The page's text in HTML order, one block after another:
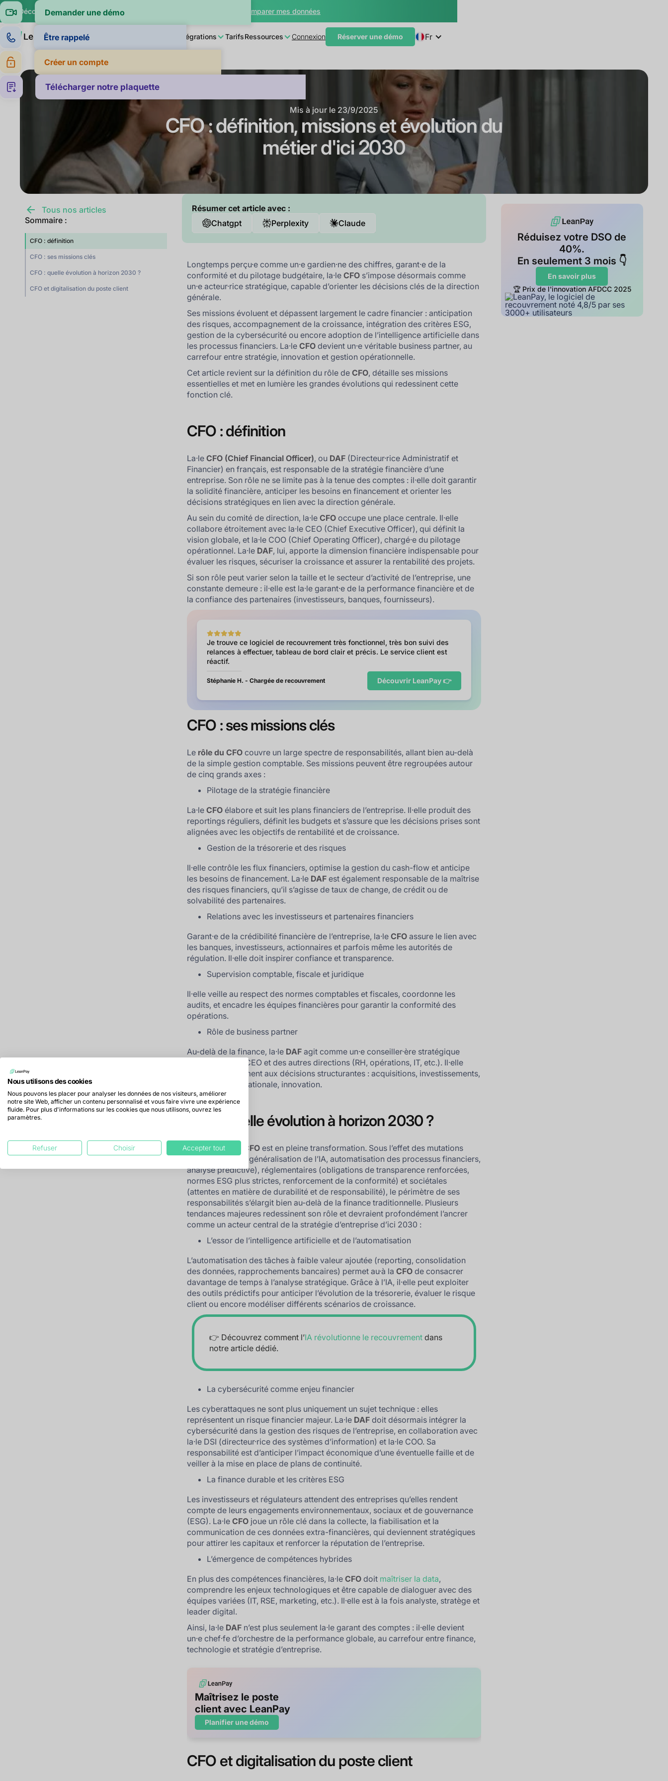
🔍 Découvrez si vos clients paient dans la moyenne de leur secteur Comparer mes données
Produit Intégrations TarifsRessources Connexion Réserver une démo Fr
Demander une démo
Être rappelé
Créer un compte
Télécharger notre plaquette
Mis à jour le 23/9/2025
CFO : définition, missions et évolution du
métier d'ici 2030
Tous nos articles
Sommaire :
CFO : définition
CFO : ses missions clés
CFO : quelle évolution à horizon 2030 ?
CFO et digitalisation du poste client
Résumer cet article avec :
Chatgpt
Perplexity Claude
Longtemps perçu·e comme un·e gardien·ne des chiffres, garant·e de la
conformité et du pilotage budgétaire, la·leCFO s’impose désormais comme
un·e acteur·rice stratégique, capable d’orienter les décisions clés de la direction
générale.
Ses missions évoluent et dépassent largement le cadre financier : anticipation
des risques, accompagnement de la croissance, intégration des critères ESG,
gestion de la cybersécurité ou encore adoption de l’intelligence artificielle dans
les processus financiers. La·leCFO devient un·e véritable business partner, au
carrefour entre stratégie, innovation et gestion opérationnelle.
Cet article revient sur la définition du rôle deCFO, détaille ses missions
essentielles et met en lumière les grandes évolutions qui redessinent cette
fonction clé.
CFO : définition
La·leCFO (Chief Financial Officer), ou DAF (Directeur·rice Administratif et
Financier) en français, est responsable de la stratégie financière d’une
entreprise. Son rôle ne se limite pas à la tenue des comptes : il·elle doit garantir
la solidité financière, anticiper les besoins en financement et orienter les
décisions stratégiques en lien avec la direction générale.
Au sein du comité de direction, la·leCFO occupe une place centrale. Il·elle
collabore étroitement avec la·le CEO (Chief Executive Officer), qui définit la
vision globale, et la·le COO (Chief Operating Officer), chargé·e du pilotage
opérationnel. La·le DAF, lui, apporte la dimension financière indispensable pour
évaluer les risques, sécuriser la croissance et assurer la rentabilité des projets.
Si son rôle peut varier selon la taille et le secteur d’activité de l’entreprise, une
constante demeure : il·elle est la·le garant·e de la performance financière et de
la confiance des partenaires (investisseurs, banques, fournisseurs).
Je trouve ce logiciel de recouvrement très fonctionnel, très bon suivi des
relances à effectuer, tableau de bord clair et précis. Le service client est
réactif.
Stéphanie H. - Chargée de recouvrement Découvrir LeanPay 👉
CFO : ses missions clés
Le rôle du CFO couvre un large spectre de responsabilités, allant bien au-delà
de la simple gestion comptable. Ses missions peuvent être regroupées autour
de cinq grands axes :
Pilotage de la stratégie financière
La·leCFO élabore et suit les plans financiers de l’entreprise. Il·elle produit des
reportings réguliers, définit les budgets et s’assure que les décisions prises sont
alignées avec les objectifs de rentabilité et de croissance.
Gestion de la trésorerie et des risques
Il·elle contrôle les flux financiers, optimise la gestion du cash-flow et anticipe
les besoins de financement. La·le DAF est également responsable de la maîtrise
des risques financiers, qu’il s’agisse de taux de change, de crédit ou de
solvabilité des partenaires.
Relations avec les investisseurs et partenaires financiers
Garant·e de la crédibilité financière de l’entreprise, la·leCFO assure le lien avec
les banques, investisseurs, actionnaires et parfois même les autorités de
régulation. Il·elle doit inspirer confiance et transparence.
Supervision comptable, fiscale et juridique
Il·elle veille au respect des normes comptables et fiscales, coordonne les
audits, et encadre les équipes financières pour garantir la conformité des
opérations.
Rôle de business partner
Au-delà de la finance, la·le DAF agit comme un·e conseiller·ère stratégique
auprès du·de la CEO et des autres directions (RH, opérations, IT, etc.). Il·elle
participe activement aux décisions structurantes : acquisitions, investissements,
expansion internationale, innovation.
CFO : quelle évolution à horizon 2030 ?
Lafonction de CFO est en pleine transformation. Sous l’effet des mutations
technologiques (généralisation de l’IA, automatisation des processus financiers,
analyse prédictive), réglementaires (obligations de transparence renforcées,
normes ESG plus strictes, renforcement de la conformité) et sociétales
(attentes en matière de durabilité et de responsabilité), le périmètre de ses
responsabilités s’élargit bien au-delà de la finance traditionnelle. Plusieurs
tendances majeures redessinent son rôle et devraient profondément l’ancrer
comme un acteur central de la stratégie d’entreprise d’ici 2030 :
L’essor de l’intelligence artificielle et de l’automatisation
L’automatisation des tâches à faible valeur ajoutée (reporting, consolidation
des données, rapprochements bancaires) permet au·à laCFO de consacrer
davantage de temps à l’analyse stratégique. Grâce à l’IA, il·elle peut exploiter
des outils prédictifs pour anticiper l’évolution de la trésorerie, évaluer le risque
client ou encore modéliser différents scénarios de croissance.
👉 Découvrez comment l’IA révolutionne le recouvrement dans
notre article dédié.
La cybersécurité comme enjeu financier
Les cyberattaques ne sont plus uniquement un sujet technique : elles
représentent un risque financier majeur. La·le DAF doit désormais intégrer la
cybersécurité dans la gestion des risques de l’entreprise, en collaboration avec
la·le DSI (directeur·rice des systèmes d’information) et la·le COO. Sa
responsabilité est d’anticiper l’impact économique d’une éventuelle faille et de
veiller à la mise en place de plans de continuité.
La finance durable et les critères ESG
Les investisseurs et régulateurs attendent des entreprises qu’elles rendent
compte de leurs engagements environnementaux, sociaux et de gouvernance
(ESG). La·leCFO joue un rôle clé dans la collecte, la fiabilisation et la
communication de ces données extra-financières, qui deviennent stratégiques
pour attirer les capitaux et renforcer la réputation de l’entreprise.
L’émergence de compétences hybrides
En plus des compétences financières, la·leCFO doit maîtriser la data,
comprendre les enjeux technologiques et être capable de dialoguer avec des
équipes variées (IT, RSE, marketing, etc.). Il·elle est à la fois analyste, stratège et
leader digital.
Ainsi, la·le DAF n’est plus seulement la·le garant des comptes : il·elle devient
un·e chef·fe d’orchestre de la performance globale, au carrefour entre finance,
technologie et stratégie d’entreprise.
Maîtrisez le poste
client avec LeanPay
Planifier une démo
CFO et digitalisation du poste client
Réduisez votre DSO de
40%.
En seulement 3 mois 👇
En savoir plus
🏆 Prix de l'innovation AFDCC 2025
Nous utilisons des cookies
Nous pouvons les placer pour analyser les données de nos visiteurs, améliorer
notre site Web, afficher un contenu personnalisé et vous faire vivre une expérience
fluide. Pour plus d'informations sur les cookies que nous utilisons, ouvrez les
paramètres.
Refuser Choisir Accepter tout